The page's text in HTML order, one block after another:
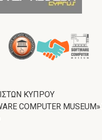
ΚΥΠΡΟΥ
MUSEUM»